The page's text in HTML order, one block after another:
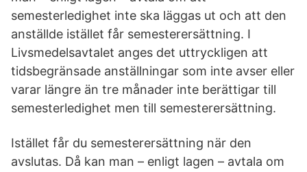
semesterledighet inte ska läggas ut och att den
anställde istället får semesterersättning. I
Livsmedelsavtalet anges det uttryckligen att
tidsbegränsade anställningar som inte avser eller
varar längre än tre månader inte berättigar till
semesterledighet men till semesterersättning.
Istället får du semesterersättning när den
avslutas. Då kan man – enligt lagen – avtala om